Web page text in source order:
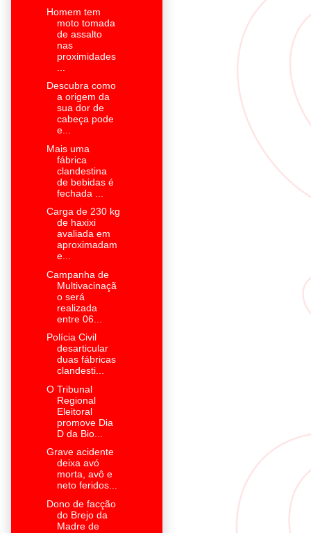
Homem tem
moto tomada
de assalto
nas
proximidades
Descubra como
a origem da
sua dor de
cabeça pode
e...
Mais uma
fábrica
clandestina
de bebidas é
fechada ...
Carga de 230 kg
de haxixi
avaliada em
aproximadam
e...
Campanha de
Multivacinaçã
o será
realizada
entre 06...
Polícia Civil
desarticular
duas fábricas
clandesti...
O Tribunal
Regional
Eleitoral
promove Dia
D da Bio...
Grave acidente
deixa avó
morta, avô e
neto feridos...
Dono de facção
do Brejo da
Madre de